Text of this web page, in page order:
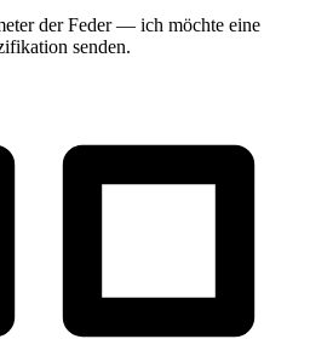
der Feder — ich möchte eine
senden.